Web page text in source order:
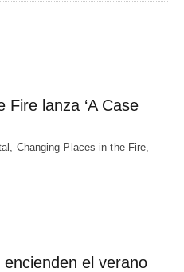
Fire lanza ‘A Case
Changing Places in the Fire,
el verano